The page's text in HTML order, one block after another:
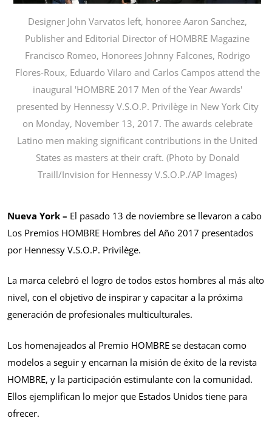
Designer John Varvatos left, honoree Aaron Sanchez,
Publisher and Editorial Director of HOMBRE Magazine
Francisco Romeo, Honorees Johnny Falcones, Rodrigo
Flores-Roux, Eduardo Vilaro and Carlos Campos attend the
inaugural 'HOMBRE 2017 Men of the Year Awards'
presented by Hennessy V.S.O.P. Privilège in New York City
on Monday, November 13, 2017. The awards celebrate
Latino men making significant contributions in the United
States as masters at their craft. (Photo by Donald
Traill/Invision for Hennessy V.S.O.P./AP Images)
Nueva York – El pasado 13 de noviembre se llevaron a cabo
Los Premios HOMBRE Hombres del Año 2017 presentados
por Hennessy V.S.O.P. Privilège.
La marca celebró el logro de todos estos hombres al más alto
nivel, con el objetivo de inspirar y capacitar a la próxima
generación de profesionales multiculturales.
Los homenajeados al Premio HOMBRE se destacan como
modelos a seguir y encarnan la misión de éxito de la revista
HOMBRE, y la participación estimulante con la comunidad.
Ellos ejemplifican lo mejor que Estados Unidos tiene para
ofrecer.